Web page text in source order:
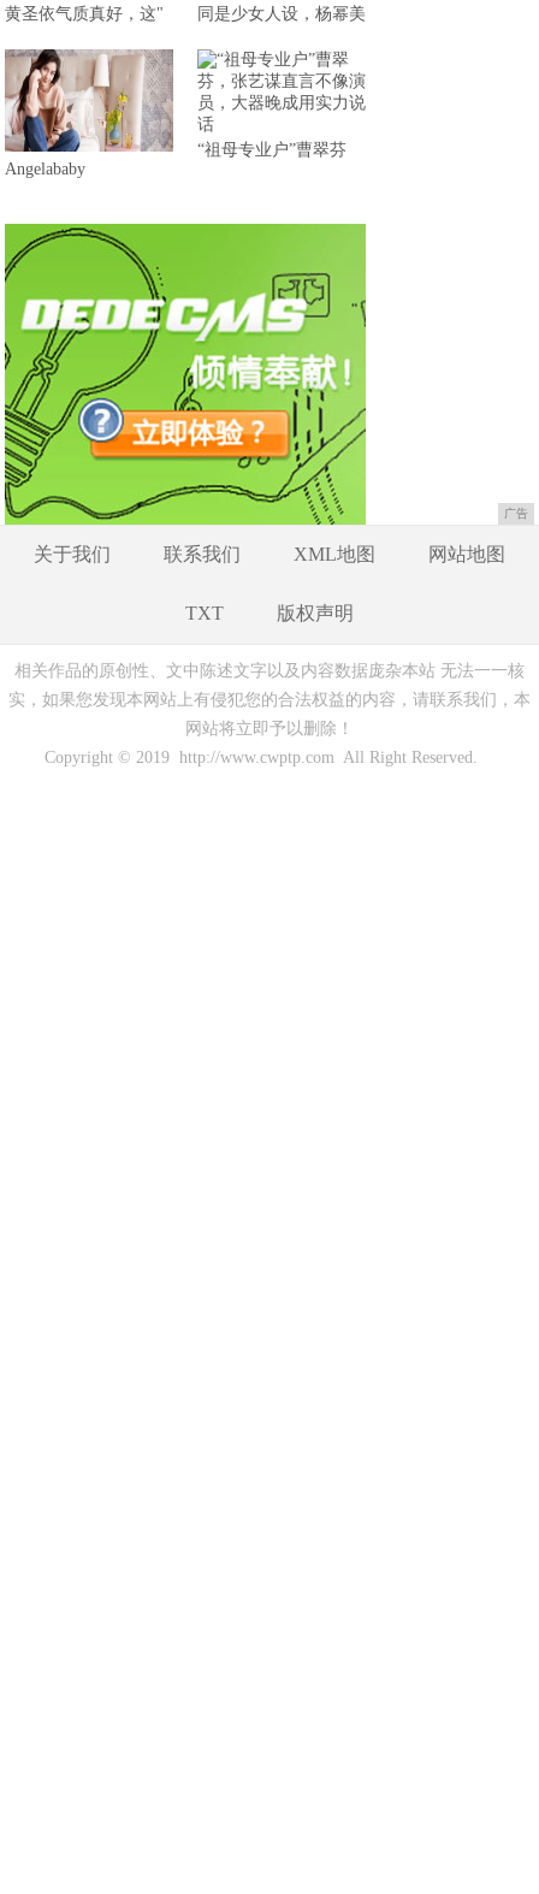
黄圣依气质真好，这" 同是少女人设，杨幂美
Angelababy
“祖母专业户”曹翠芬
广告
关于我们 联系我们 XML地图 网站地图
TXT 版权声明
相关作品的原创性、文中陈述文字以及内容数据庞杂本站 无法一一核
实，如果您发现本网站上有侵犯您的合法权益的内容，请联系我们，本
网站将立即予以删除！
Copyright © 2019 http://www.cwptp.com All Right Reserved.